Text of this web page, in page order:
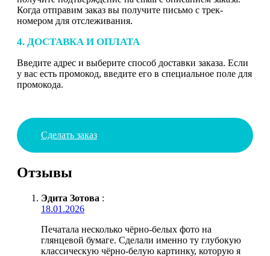
Когда отправим заказ вы получите письмо с трек-
номером для отслеживания.
4. ДОСТАВКА И ОПЛАТА
Введите адрес и выберите способ доставки заказа. Если
у вас есть промокод, введите его в специальное поле для
промокода.
Сделать заказ
Отзывы
Эдита Зотова :
18.01.2026
Печатала несколько чёрно-белых фото на
глянцевой бумаге. Сделали именно ту глубокую
классическую чёрно-белую картинку, которую я